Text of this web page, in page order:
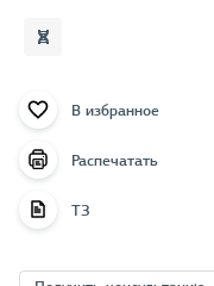
В избранное
Распечатать
ТЗ